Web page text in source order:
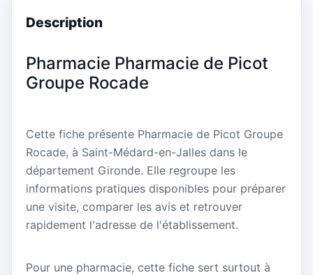
Description
Pharmacie Pharmacie de Picot
Groupe Rocade
Cette fiche présente Pharmacie de Picot Groupe
Rocade, à Saint-Médard-en-Jalles dans le
département Gironde. Elle regroupe les
informations pratiques disponibles pour préparer
une visite, comparer les avis et retrouver
rapidement l'adresse de l'établissement.
Pour une pharmacie, cette fiche sert surtout à